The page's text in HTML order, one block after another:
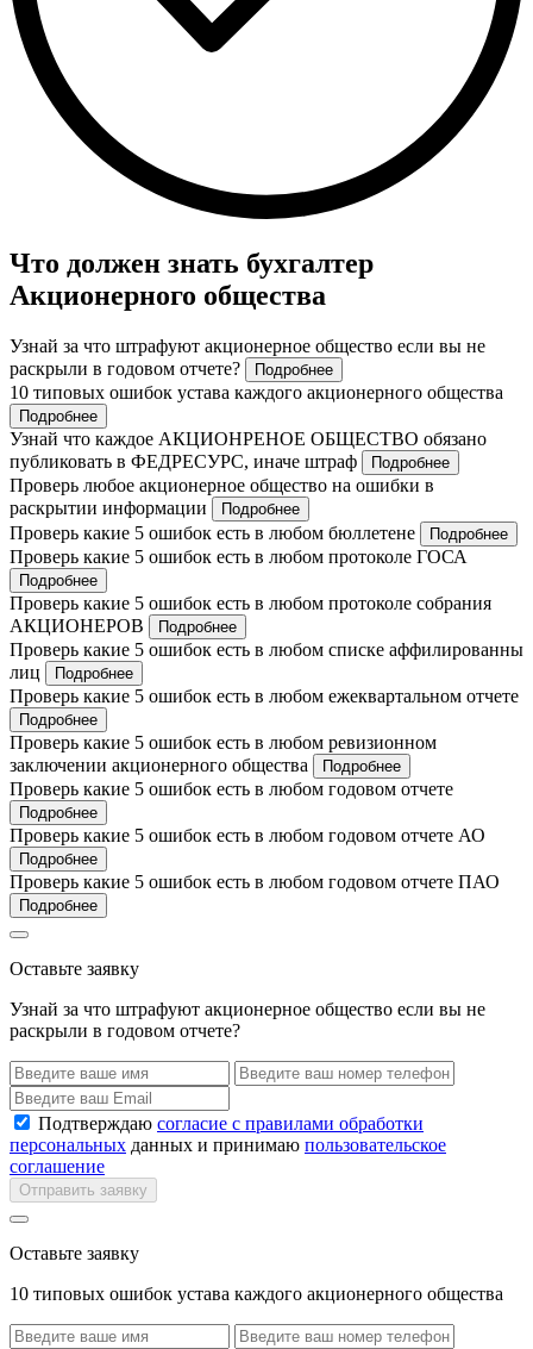
Что должен знать бухгалтер
Акционерного общества
Узнай за что штрафуют акционерное общество если вы не
раскрыли в годовом отчете?
Подробнее
10 типовых ошибок устава каждого акционерного общества
Подробнее
Узнай что каждое АКЦИОНРЕНОЕ ОБЩЕСТВО обязано
публиковать в ФЕДРЕСУРС, иначе штраф
Подробнее
Проверь любое акционерное общество на ошибки в
раскрытии информации
Подробнее
Проверь какие 5 ошибок есть в любом бюллетене Подробнее
Проверь какие 5 ошибок есть в любом протоколе ГОСА
Подробнее
Проверь какие 5 ошибок есть в любом протоколе собрания
АКЦИОНЕРОВ
Подробнее
Проверь какие 5 ошибок есть в любом списке аффилированны
лиц
Подробнее
Проверь какие 5 ошибок есть в любом ежеквартальном отчете
Подробнее
Проверь какие 5 ошибок есть в любом ревизионном
заключении акционерного общества
Подробнее
Проверь какие 5 ошибок есть в любом годовом отчете
Подробнее
Проверь какие 5 ошибок есть в любом годовом отчете АО
Подробнее
Проверь какие 5 ошибок есть в любом годовом отчете ПАО
Подробнее
Оставьте заявку
Узнай за что штрафуют акционерное общество если вы не
раскрыли в годовом отчете?
Подтверждаю согласие с правилами обработки
персональных данных и принимаю пользовательское
соглашение
Отправить заявку
Оставьте заявку
10 типовых ошибок устава каждого акционерного общества